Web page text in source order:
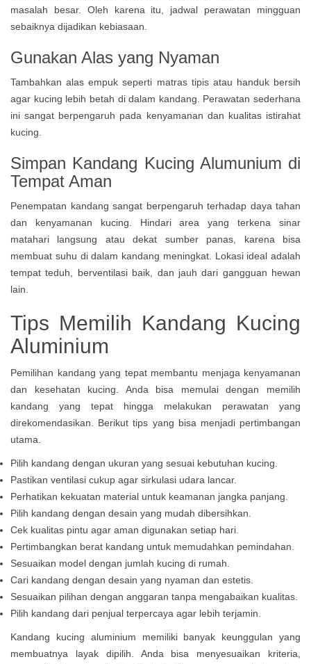
masalah besar. Oleh karena itu, jadwal perawatan mingguan
sebaiknya dijadikan kebiasaan.
Gunakan Alas yang Nyaman
Tambahkan alas empuk seperti matras tipis atau handuk bersih
agar kucing lebih betah di dalam kandang. Perawatan sederhana
ini sangat berpengaruh pada kenyamanan dan kualitas istirahat
kucing.
Simpan Kandang Kucing Alumunium di
Tempat Aman
Penempatan kandang sangat berpengaruh terhadap daya tahan
dan kenyamanan kucing. Hindari area yang terkena sinar
matahari langsung atau dekat sumber panas, karena bisa
membuat suhu di dalam kandang meningkat. Lokasi ideal adalah
tempat teduh, berventilasi baik, dan jauh dari gangguan hewan
lain.
Tips Memilih Kandang Kucing
Aluminium
Pemilihan kandang yang tepat membantu menjaga kenyamanan
dan kesehatan kucing. Anda bisa memulai dengan memilih
kandang yang tepat hingga melakukan perawatan yang
direkomendasikan. Berikut tips yang bisa menjadi pertimbangan
utama.
Pilih kandang dengan ukuran yang sesuai kebutuhan kucing.
Pastikan ventilasi cukup agar sirkulasi udara lancar.
Perhatikan kekuatan material untuk keamanan jangka panjang.
Pilih kandang dengan desain yang mudah dibersihkan.
Cek kualitas pintu agar aman digunakan setiap hari.
Pertimbangkan berat kandang untuk memudahkan pemindahan.
Sesuaikan model dengan jumlah kucing di rumah.
Cari kandang dengan desain yang nyaman dan estetis.
Sesuaikan pilihan dengan anggaran tanpa mengabaikan kualitas.
Pilih kandang dari penjual terpercaya agar lebih terjamin.
Kandang kucing aluminium memiliki banyak keunggulan yang
membuatnya layak dipilih. Anda bisa menyesuaikan kriteria,